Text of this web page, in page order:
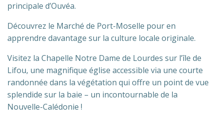
principale d’Ouvéa.
Découvrez le Marché de Port-Moselle pour en
apprendre davantage sur la culture locale originale.
Visitez la Chapelle Notre Dame de Lourdes sur l’île de
Lifou, une magnifique église accessible via une courte
randonnée dans la végétation qui offre un point de vue
splendide sur la baie – un incontournable de la
Nouvelle-Calédonie !